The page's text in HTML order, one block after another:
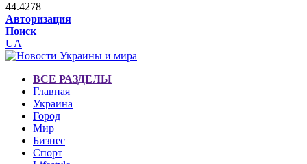
44.4278
Авторизация
Поиск
UA
ВСЕ РАЗДЕЛЫ
Главная
Украина
Город
Мир
Бизнес
Спорт